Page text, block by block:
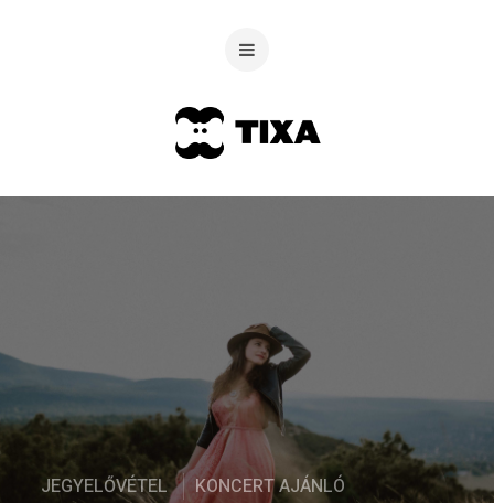
JEGYELŐVÉTEL KONCERT AJÁNLÓ